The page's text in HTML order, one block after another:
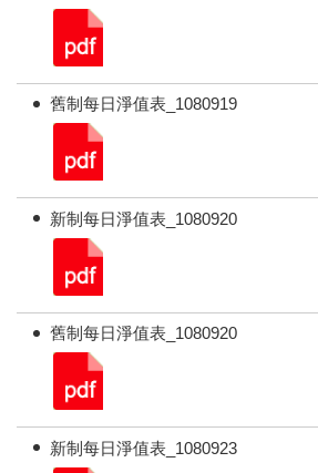
舊制每日淨值表_1080919
新制每日淨值表_1080920
舊制每日淨值表_1080920
新制每日淨值表_1080923